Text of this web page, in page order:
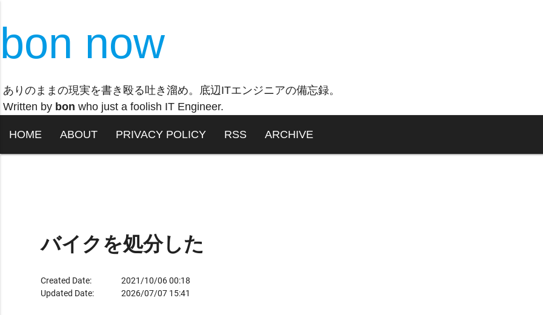
bon now
ありのままの現実を書き殴る吐き溜め。底辺ITエンジニアの備忘録。
Written by bon who just a foolish IT Engineer.
HOME ABOUT PRIVACY POLICY RSS ARCHIVE
バイクを処分した
Created Date:
2021/10/06 00:18
Updated Date:
2026/07/07 15:41